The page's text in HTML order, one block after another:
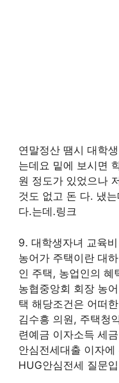
연말정산 땜시 대학
는데요 밑에 보시면
원 정도가 있었으나
것도 없고 돈 다. 냈
다.는데.링크
9. 대학생자녀 교육
농어가 주택이란 대
인 주택, 농업인의 혜
농협중앙회 회장 농
택 해당조건은 어떠
김수흥 의원, 주택청
련예금 이자소득 세
안심전세대출 이자
HUG안심전세 질문